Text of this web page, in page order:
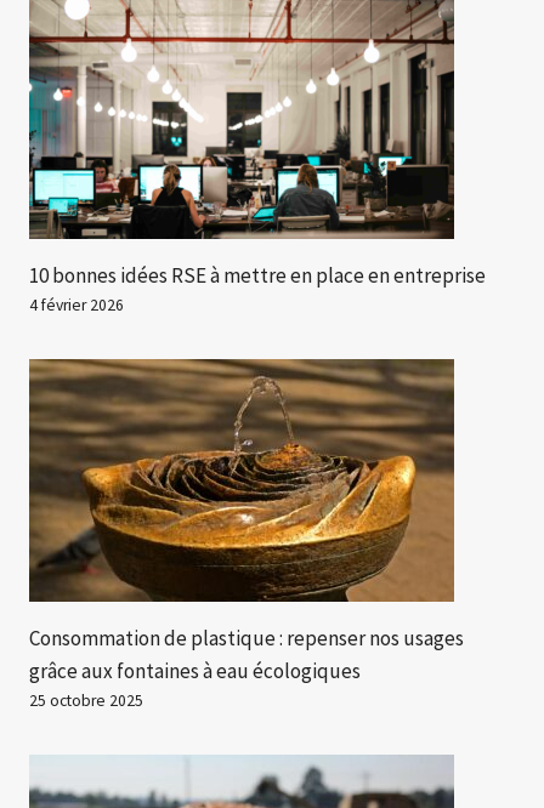
10 bonnes idées RSE à mettre en place en entreprise
4 février 2026
Consommation de plastique : repenser nos usages
grâce aux fontaines à eau écologiques
25 octobre 2025